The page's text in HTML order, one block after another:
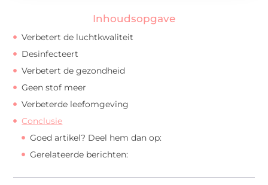
Inhoudsopgave
Verbetert de luchtkwaliteit
Desinfecteert
Verbetert de gezondheid
Geen stof meer
Verbeterde leefomgeving
Conclusie
Goed artikel? Deel hem dan op:
Gerelateerde berichten: